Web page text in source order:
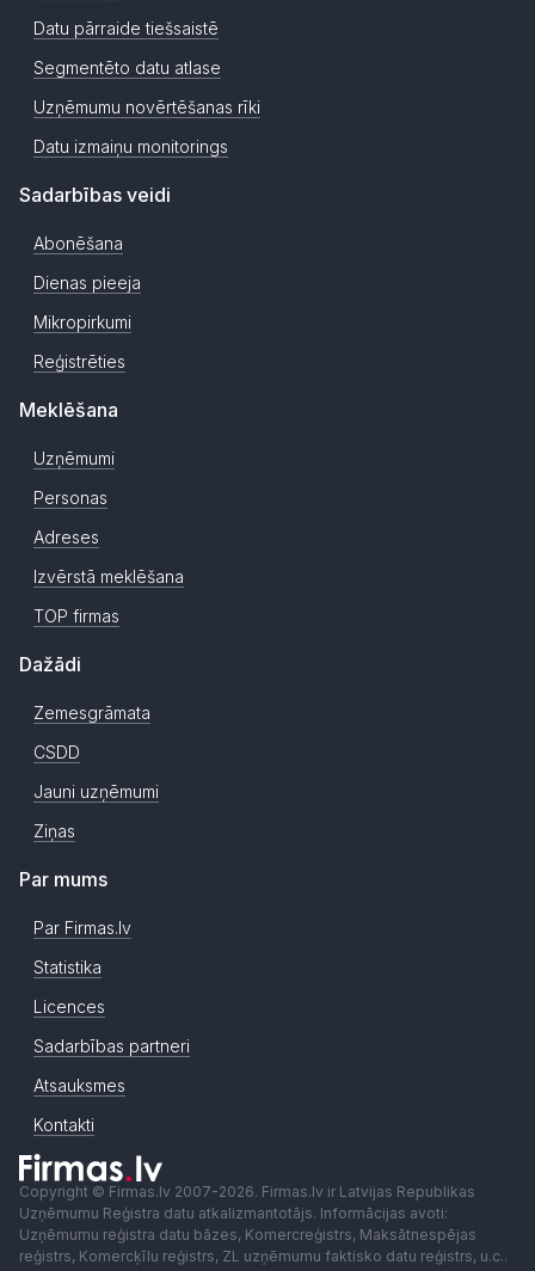
Datu pārraide tiešsaistē
Segmentēto datu atlase
Uzņēmumu novērtēšanas rīki
Datu izmaiņu monitorings
Sadarbības veidi
Abonēšana
Dienas pieeja
Mikropirkumi
Reģistrēties
Meklēšana
Uzņēmumi
Personas
Adreses
Izvērstā meklēšana
TOP firmas
Dažādi
Zemesgrāmata
CSDD
Jauni uzņēmumi
Ziņas
Par mums
Par Firmas.lv
Statistika
Licences
Sadarbības partneri
Atsauksmes
Kontakti
Copyright © Firmas.lv 2007-2026. Firmas.lv ir Latvijas Republikas
Uzņēmumu Reģistra datu atkalizmantotājs. Informācijas avoti:
Uzņēmumu reģistra datu bāzes, Komercreģistrs, Maksātnespējas
reģistrs, Komercķīlu reģistrs, ZL uzņēmumu faktisko datu reģistrs, u.c..